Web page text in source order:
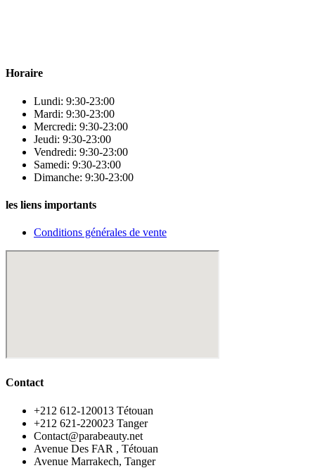
Horaire
Lundi: 9:30-23:00
Mardi: 9:30-23:00
Mercredi: 9:30-23:00
Jeudi: 9:30-23:00
Vendredi: 9:30-23:00
Samedi: 9:30-23:00
Dimanche: 9:30-23:00
les liens importants
Conditions générales de vente
Contact
‪+212 612-120013 Tétouan
‪+212 621-220023 Tanger
Contact@parabeauty.net
Avenue Des FAR , Tétouan
Avenue Marrakech, Tanger